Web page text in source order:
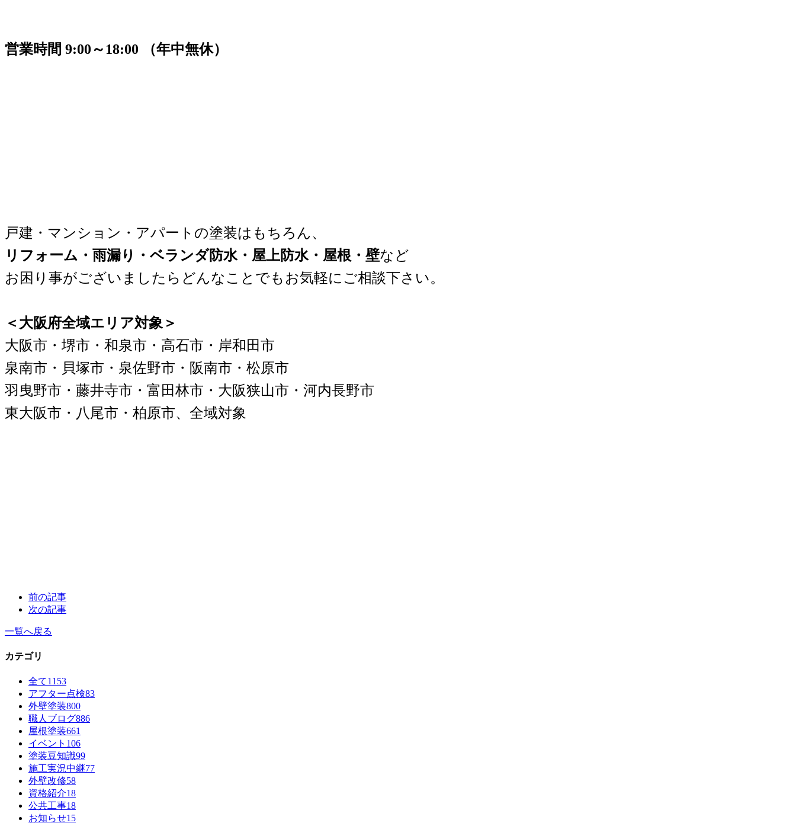
営業時間 9:00～18:00 （年中無休）
戸建・マンション・アパートの塗装はもちろん、
リフォーム・雨漏り・ベランダ防水・屋上防水・屋根・壁など
お困り事がございましたらどんなことでもお気軽にご相談下さい。
＜大阪府全域エリア対象＞
大阪市・堺市・和泉市・高石市・岸和田市
泉南市・貝塚市・泉佐野市・阪南市・松原市
羽曳野市・藤井寺市・富田林市・大阪狭山市・河内長野市
東大阪市・八尾市・柏原市、全域対象
前の記事
次の記事
一覧へ戻る
カテゴリ
全て1153
アフター点検83
外壁塗装800
職人ブログ886
屋根塗装661
イベント 106
塗装豆知識99
施工実況中継77
外壁改修58
資格紹介18
公共工事18
お知らせ15